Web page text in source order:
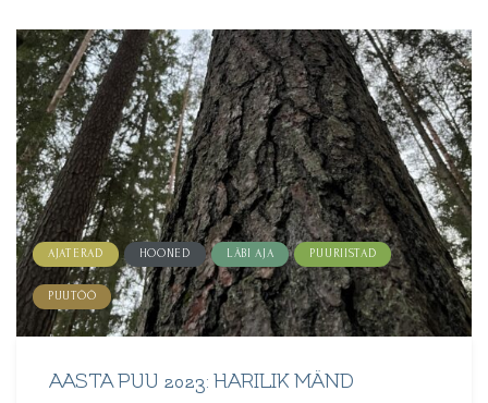
AJATERAD HOONED LÄBI AJA PUURIISTAD
PUUTÖÖ
AASTA PUU 2023: HARILIK MÄND